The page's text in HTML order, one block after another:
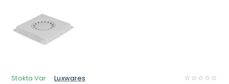
Stokta Var Luxwares